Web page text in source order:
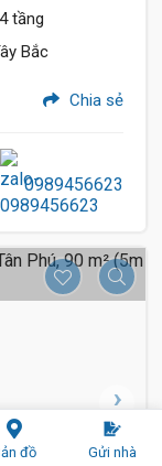
đồ Gửi nhà
4 tầng
Bắc
Chia sẻ
0989456623